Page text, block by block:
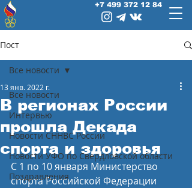
+7 499 372 12 84
Пост
Все новости
Интервью
Новости СННВС России
Новости УФО по Свердловской области
Поздравления
Все новости
В регионах России
прошла Декада
спорта и здоровья
13 янв. 2022 г.
С 1 по 10 января Министерство
спорта Российской Федерации